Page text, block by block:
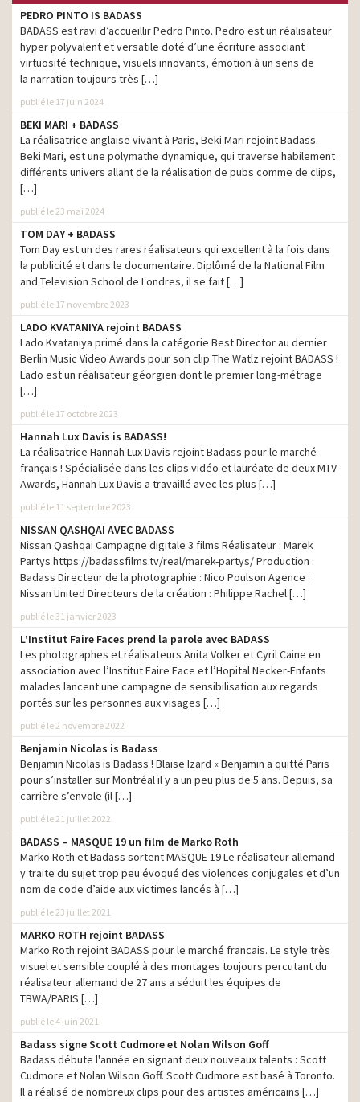
Hypnoledge – Apprenez
une langue grâce à
l’hypnose
production
PagesJaunes – Le pro qu’il
vous faut
production
Kiabi – Fêtes 2022 –
Toujours plus pour les
familles
production
France Parkinson – Vivre
avec Parkinson, c’est le
250
Les métiers du soin et de
l’accompagnement
production
bonne santé
production
Pitch – On est tous des
grands enfants
production
France TV- Jeux
Paralympiques Tokyo 2021
Croix-Rouge française –
Journées nationales 2021 production
GMF – Nous sommes avec production
Curly – Faites-vous un
paquet d’amis !
production
La Poste – Une journée
extraordinaire
production
Indian Veggie
Fondation FondaMental
#La dépression c’est du
sérieux – Le petit passage
à vide
production
Séjournez, vivez, profitez
Bricomarché – 40 ans – Le
jogger
production
SNCF – TGV InOui –
temps
Disneyland Paris – Le
retour de la Saison de la
Force
production
Quick – Le Long à 3 euros
PEDRO PINTO IS BADASS
BADASS est ravi d’accueillir Pedro Pinto. Pedro est un réalisateur
hyper polyvalent et versatile doté d’une écriture associant
virtuosité technique, visuels innovants, émotion à un sens de
la narration toujours très […]
publié le 17 juin 2024
BEKI MARI + BADASS
La réalisatrice anglaise vivant à Paris, Beki Mari rejoint Badass.
Beki Mari, est une polymathe dynamique, qui traverse habilement
différents univers allant de la réalisation de pubs comme de clips,
[…]
publié le 23 mai 2024
TOM DAY + BADASS
Tom Day est un des rares réalisateurs qui excellent à la fois dans
la publicité et dans le documentaire. Diplômé de la National Film
and Television School de Londres, il se fait […]
publié le 17 novembre 2023
LADO KVATANIYA rejoint BADASS
Lado Kvataniya primé dans la catégorie Best Director au dernier
Berlin Music Video Awards pour son clip The Watlz rejoint BADASS !
Lado est un réalisateur géorgien dont le premier long-métrage
[…]
publié le 17 octobre 2023
Hannah Lux Davis is BADASS!
La réalisatrice Hannah Lux Davis rejoint Badass pour le marché
français ! Spécialisée dans les clips vidéo et lauréate de deux MTV
Awards, Hannah Lux Davis a travaillé avec les plus […]
publié le 11 septembre 2023
NISSAN QASHQAI AVEC BADASS
Nissan Qashqai Campagne digitale 3 films Réalisateur : Marek
Partys https://badassfilms.tv/real/marek-partys/ Production :
Badass Directeur de la photographie : Nico Poulson Agence :
Nissan United Directeurs de la création : Philippe Rachel […]
publié le 31 janvier 2023
L’Institut Faire Faces prend la parole avec BADASS
Les photographes et réalisateurs Anita Volker et Cyril Caine en
association avec l’Institut Faire Face et l’Hopital Necker-Enfants
malades lancent une campagne de sensibilisation aux regards
portés sur les personnes aux visages […]
publié le 2 novembre 2022
Benjamin Nicolas is Badass
Benjamin Nicolas is Badass ! Blaise Izard « Benjamin a quitté Paris
pour s’installer sur Montréal il y a un peu plus de 5 ans. Depuis, sa
carrière s’envole (il […]
publié le 21 juillet 2022
BADASS – MASQUE 19 un film de Marko Roth
Marko Roth et Badass sortent MASQUE 19 Le réalisateur allemand
y traite du sujet trop peu évoqué des violences conjugales et d’un
nom de code d’aide aux victimes lancés à […]
publié le 23 juillet 2021
MARKO ROTH rejoint BADASS
Marko Roth rejoint BADASS pour le marché francais. Le style très
visuel et sensible couplé à des montages toujours percutant du
réalisateur allemand de 27 ans a séduit les équipes de
TBWA/PARIS […]
publié le 4 juin 2021
Badass signe Scott Cudmore et Nolan Wilson Goff
Badass débute l'année en signant deux nouveaux talents : Scott
Cudmore et Nolan Wilson Goff. Scott Cudmore est basé à Toronto.
Il a réalisé de nombreux clips pour des artistes américains […]